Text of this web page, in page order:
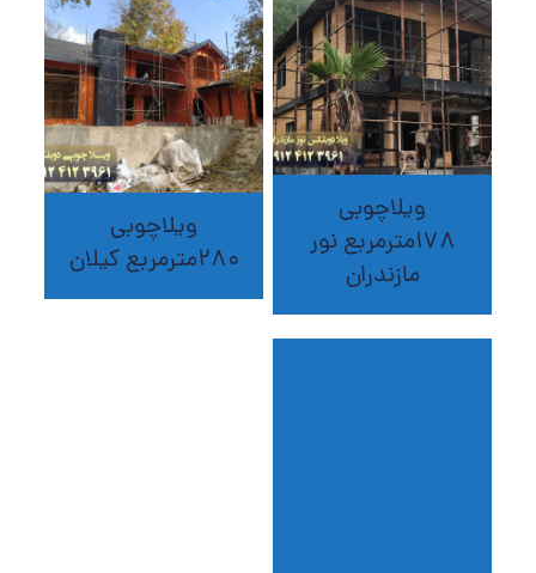
ویلاچوبی
178مترمربع نور
مازندران
ویلاچوبی
280مترمربع کیلان